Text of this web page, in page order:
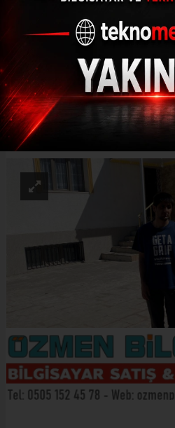
Diyarbakırlı görme
mesajlarını 13 bin üyesi
gruplarından duyuyor